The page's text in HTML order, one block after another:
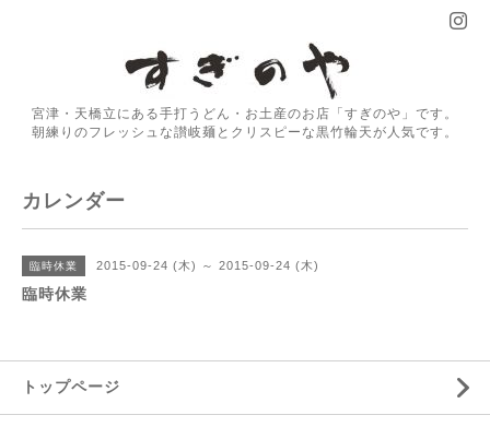
宮津・天橋立にある手打うどん・お土産のお店「すぎのや」です。
朝練りのフレッシュな讃岐麺とクリスピーな黒竹輪天が人気です。
カレンダー
臨時休業 2015-09-24 (木) ～ 2015-09-24 (木)
臨時休業
トップページ